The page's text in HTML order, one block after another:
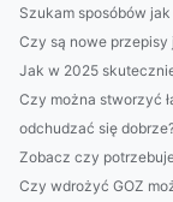
Szukam sposóbów
Czy są nowe przepisy
Jak w 2025
Czy można stworzyć
odchudzać się
Zobacz czy
Czy wdrożyć GOZ